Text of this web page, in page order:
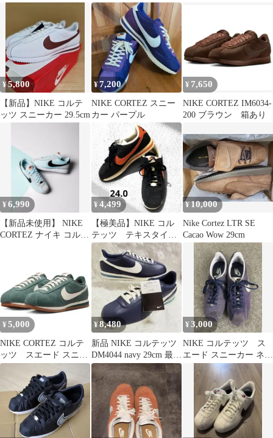
¥5,800
【新品】NIKE コルテ
ッツ スニーカー 29.5cm
¥7,200
NIKE CORTEZ スニー
カー パープル
¥ 7,650
NIKE CORTEZ IM6034-
200 ブラウン 箱あり
¥6,990
【新品未使用】 NIKE
CORTEZ ナイキ コルテ
¥ 4,499
【極美品】NIKE コル
テッツ テキスタイル
ブラック オレンジ
24cm
¥10,000
Nike Cortez LTR SE
Cacao Wow 29cm
¥ 5,000
NIKE CORTEZ コルテ
ッツ スエード スニー
カー 24cm
¥8,480
新品 NIKE コルテッツ
DM4044 navy 29cm 最終
価格
¥3,000
NIKE コルテッツ ス
エード スニーカー ネイ
ビー 26cm